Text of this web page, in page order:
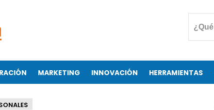
MARKETING INNOVACIÓN HERRAMIENTAS